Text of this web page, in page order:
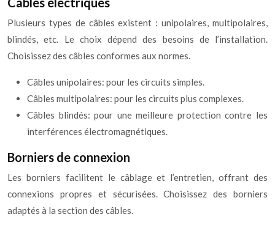
Plusieurs types de câbles existent : unipolaires, multipolaires,
blindés, etc. Le choix dépend des besoins de l’installation.
Choisissez des câbles conformes aux normes.
Câbles unipolaires: pour les circuits simples.
Câbles multipolaires: pour les circuits plus complexes.
Câbles blindés: pour une meilleure protection contre les
interférences électromagnétiques.
Borniers de connexion
Les borniers facilitent le câblage et l’entretien, offrant des
connexions propres et sécurisées. Choisissez des borniers
adaptés à la section des câbles.